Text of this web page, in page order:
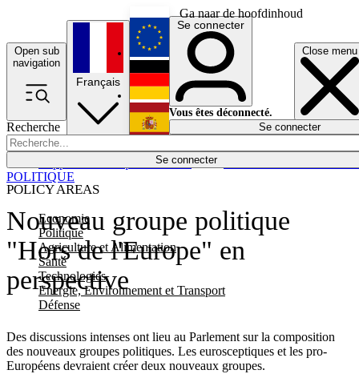
Ga naar de hoofdinhoud
Open sub
navigation
Close menu
Recherche
Se connecter
POLICY AREAS
Economie
Politique
Agriculture et Alimentation
Santé
Technologies
Energie, Environnement et Transport
Défense
Économie
Français
English
Deutsch
Español
Se connecter
Vous êtes déconnecté.
Se connecter
Nouveau groupe politique
"Hors de l'Europe" en
perspective
Des discussions intenses ont lieu au Parlement sur la composition
des nouveaux groupes politiques. Les eurosceptiques et les pro-
Européens devraient créer deux nouveaux groupes.
POLITIQUE